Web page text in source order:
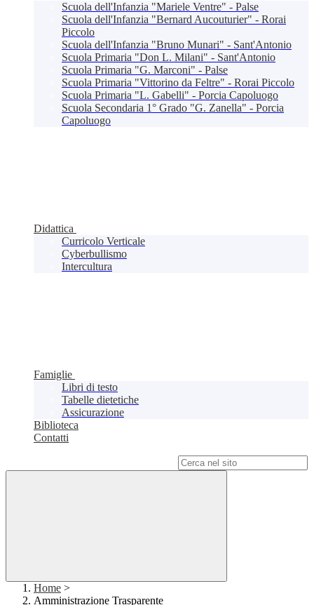
Scuola dell'Infanzia "Mariele Ventre" - Palse
Scuola dell'Infanzia "Bernard Aucouturier" - Rorai
Piccolo
Scuola dell'Infanzia "Bruno Munari" - Sant'Antonio
Scuola Primaria "Don L. Milani" - Sant'Antonio
Scuola Primaria "G. Marconi" - Palse
Scuola Primaria "Vittorino da Feltre" - Rorai Piccolo
Scuola Primaria "L. Gabelli" - Porcia Capoluogo
Scuola Secondaria 1° Grado "G. Zanella" - Porcia
Capoluogo
Didattica
Curricolo Verticale
Cyberbullismo
Intercultura
Famiglie
Libri di testo
Tabelle dietetiche
Assicurazione
Biblioteca
Contatti
Home >
Amministrazione Trasparente